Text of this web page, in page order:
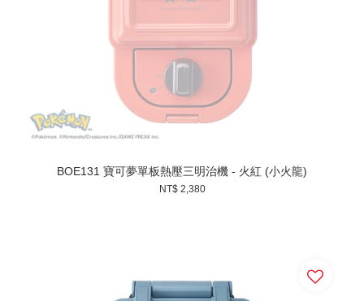
BOE131 寶可夢單板熱壓三明治機 - 火紅 (小火龍)
NT$ 2,380